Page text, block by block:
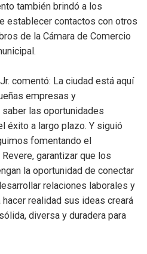
también brindó a los
establecer contactos con otros
de la Cámara de Comercio
comentó: La ciudad está aquí
empresas y
las oportunidades
éxito a largo plazo. Y siguió
fomentando el
garantizar que los
la oportunidad de conectar
relaciones laborales y
realidad sus ideas creará
diversa y duradera para